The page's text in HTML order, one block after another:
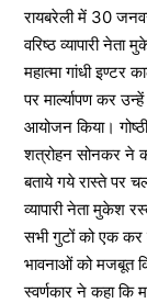
रायबरेली में 30
वरिष्ठ व्यापारी
महात्मा गांधी इण्टर
पर मार्ल्यापण कर
आयोजन किया।
शत्रोहन सोनकर ने
बताये गये रास्ते पर
व्यापारी नेता मुकेश
सभी गुटों को एक कर
भावनाओं को मजबूत
स्वर्णकार ने कहा कि